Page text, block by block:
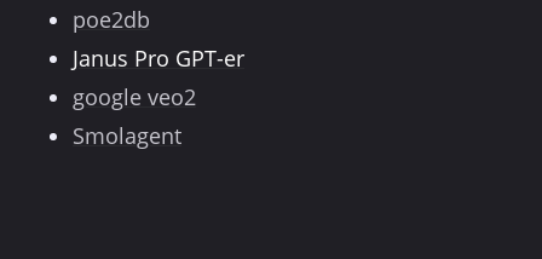
poe2db
Janus Pro GPT-er
google veo2
Smolagent